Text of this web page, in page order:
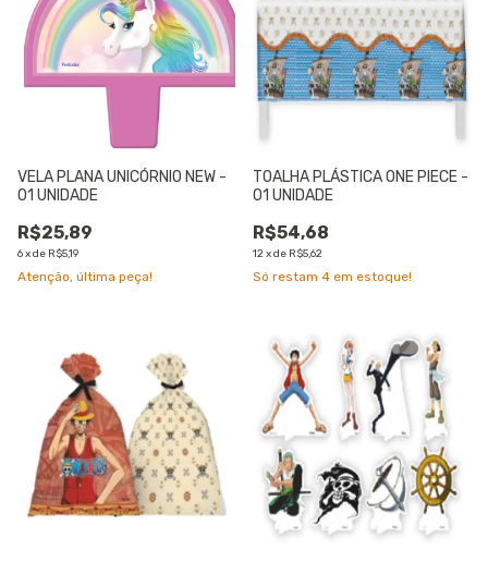
VELA PLANA UNICÓRNIO NEW -
01 UNIDADE
R$25,89
6xde R$5,19
Atenção, última peça!
TOALHA PLÁSTICA ONE PIECE -
01 UNIDADE
R$54,68
12xde R$5,62
Só restam 4 em estoque!